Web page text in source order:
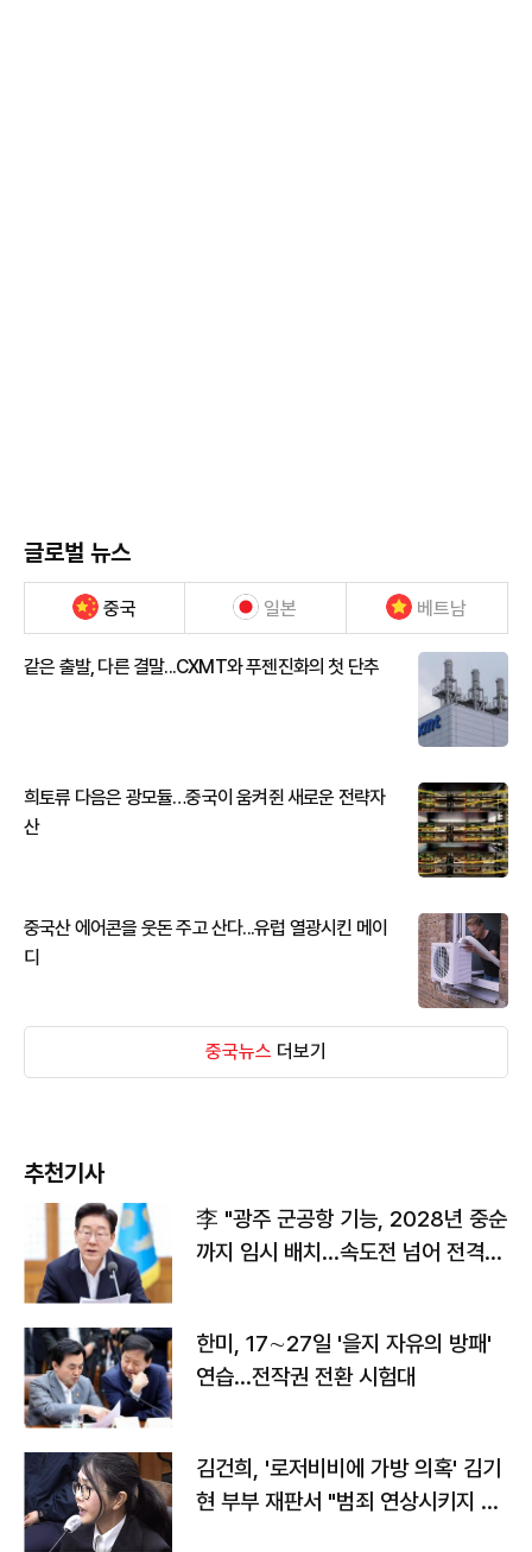
글로벌 뉴스
중국 일본 베트남
같은 출발, 다른 결말...CXMT와 푸젠진화의 첫 단추
희토류 다음은 광모듈…중국이 움켜쥔 새로운 전략자
산
중국산 에어콘을 웃돈 주고 산다...유럽 열광시킨 메이
디
중국뉴스 더보기
추천기사
李 "광주 군공항 기능, 2028년 중순
까지 임시 배치…속도전 넘어 전격
한미, 17∼27일 '을지 자유의 방패'
연습…전작권 전환 시험대
김건희, '로저비비에 가방 의혹' 김기
현 부부 재판서 "범죄 연상시키지 말